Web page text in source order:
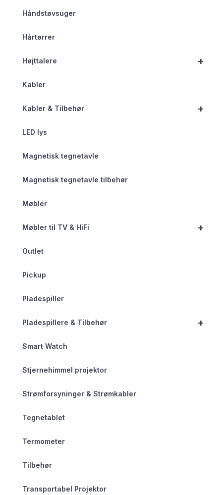
Håndstøvsuger
Hårtørrer
+
Højttalere
Kabler
+
Kabler & Tilbehør
LED lys
Magnetisk tegnetavle
Magnetisk tegnetavle tilbehør
Møbler
+
Møbler til TV & HiFi
Outlet
Pickup
Pladespiller
+
Pladespillere & Tilbehør
Smart Watch
Stjernehimmel projektor
Strømforsyninger & Strømkabler
Tegnetablet
Termometer
Tilbehør
Transportabel Projektor